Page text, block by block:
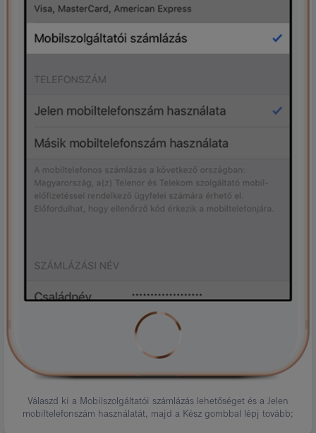
Válaszd ki a Mobilszolgáltatói számlázás lehetőséget és a Jelen
mobiltelefonszám használatát, majd a Kész gombbal lépj tovább;